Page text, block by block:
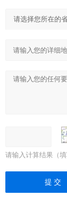
请输入计算结果（